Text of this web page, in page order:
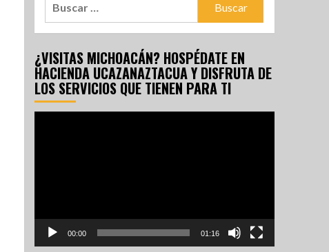
¿VISITAS MICHOACÁN? HOSPÉDATE EN
HACIENDA UCAZANAZTACUA Y DISFRUTA DE
LOS SERVICIOS QUE TIENEN PARA TI
00:00 01:16